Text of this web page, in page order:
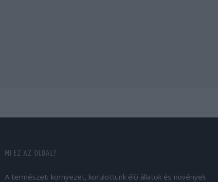
MI EZ AZ OLDAL?
A természeti környezet, körülöttünk élő állatok és növények